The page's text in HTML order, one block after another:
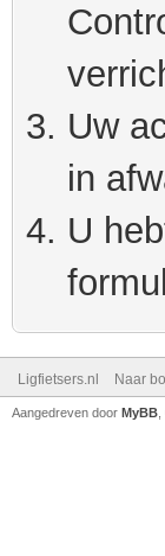
Uw
in
U
Ligfietsers.nl Naar
Aangedreven door MyBB